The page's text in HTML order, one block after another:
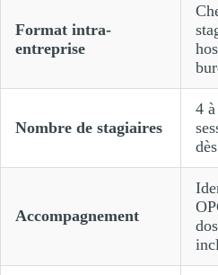
Format intra-
entreprise
Nombre de stagiaires
4
Accompagnement